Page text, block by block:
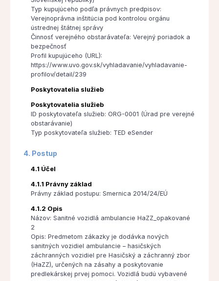
Typ kupujúceho podľa právnych predpisov:
Verejnoprávna inštitúcia pod kontrolou orgánu
ústrednej štátnej správy
Činnosť verejného obstarávateľa: Verejný poriadok a
bezpečnosť
Profil kupujúceho (URL):
https://www.uvo.gov.sk/vyhladavanie/vyhladavanie-
profilov/detail/239
Poskytovatelia služieb
Poskytovatelia služieb
ID poskytovateľa služieb: ORG-0001 (Úrad pre verejné
obstarávanie)
Typ poskytovateľa služieb: TED eSender
4. Postup
4.1 Účel
4.1.1 Právny základ
Právny základ postupu: Smernica 2014/24/EÚ
4.1.2 Opis
Názov: Sanitné vozidlá ambulancie HaZZ_opakované
2
Opis: Predmetom zákazky je dodávka nových
sanitných vozidiel ambulancie – hasičských
záchranných vozidiel pre Hasičský a záchranný zbor
(HaZZ), určených na zásahy a poskytovanie
predlekárskej prvej pomoci. Vozidlá budú vybavené